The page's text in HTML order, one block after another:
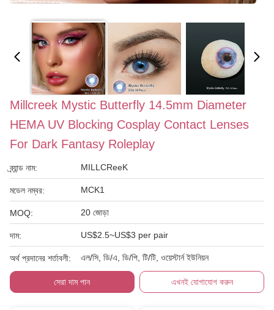
Millcreek Mystic Butterfly 14.5mm Diameter
HEMA UV Blocking Cosplay Contact Lenses
For Dark Fantasy Roleplay
ব্র্যান্ড নাম: MILLCReeK
মডেল নম্বর: MCK1
MOQ: 20 জোড়া
দাম: US$2.5~US$3 per pair
অর্থ প্রদানের শর্তাবলী: এল/সি, ডি/এ, ডি/পি, টি/টি, ওয়েস্টার্ন ইউনিয়ন
সেরা দাম পান এখনই যোগাযোগ করুন